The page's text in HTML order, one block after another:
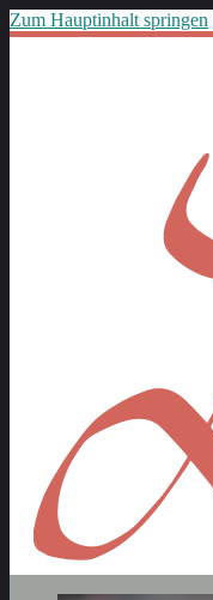
Zum Hauptinhalt springen